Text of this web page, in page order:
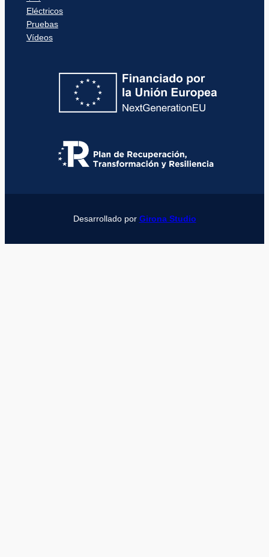
Eléctricos
Pruebas
Vídeos
Desarrollado por Girona Studio